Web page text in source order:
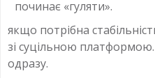
починає «гуляти».
якщо потрібна
зі суцільною платформою.
одразу.